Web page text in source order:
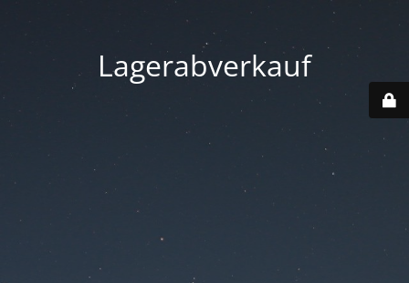
Lagerabverkauf